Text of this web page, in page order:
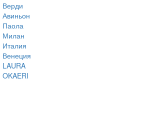
Верди
Авиньон
Паола
Милан
Италия
Венеция
LAURA